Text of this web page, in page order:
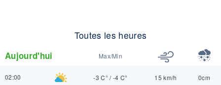
Toutes les heures
Aujourd'hui Max/Min
02:00 -3 C° /-4 C° 15 km/h 0cm